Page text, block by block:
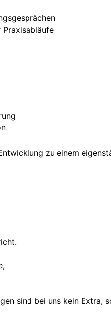
zu einem
sind bei uns kein Extra,